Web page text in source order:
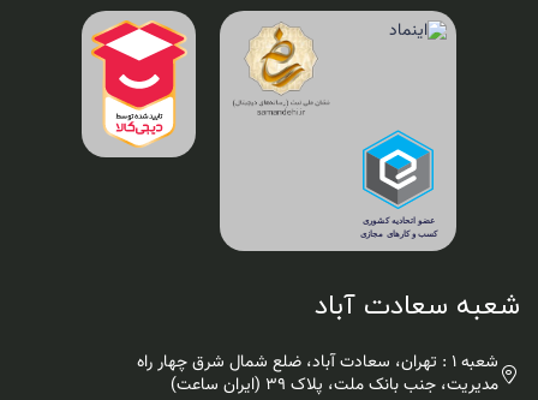
شعبه سعادت آباد
شعبه 1 : تهران، سعادت آباد، ضلع شمال شرق چهار راه
مدیریت، جنب بانک ملت، پلاک ۳۹ (ایران ساعت)